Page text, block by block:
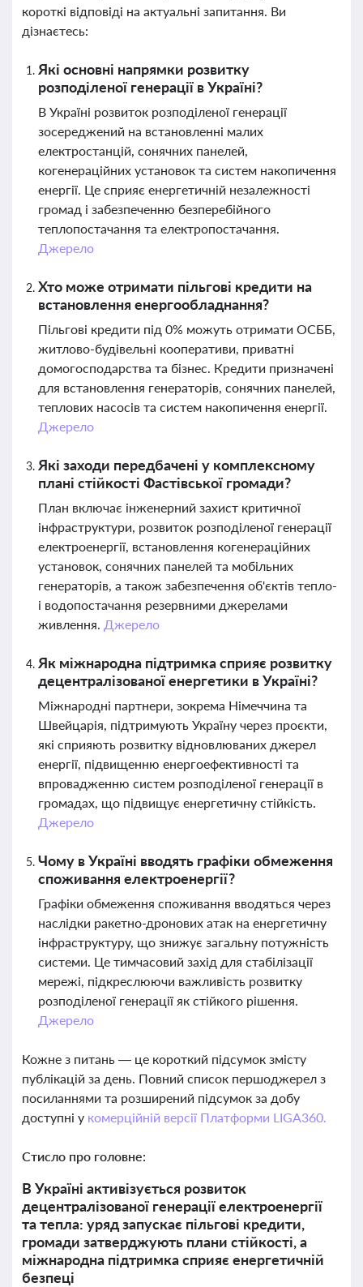
короткі відповіді на актуальні запитання. Ви
дізнаєтесь:
Які основні напрямки розвитку
розподіленої генерації в Україні?
В Україні розвиток розподіленої генерації
зосереджений на встановленні малих
електростанцій, сонячних панелей,
когенераційних установок та систем накопичення
енергії. Це сприяє енергетичній незалежності
громад і забезпеченню безперебійного
теплопостачання та електропостачання.
Джерело
Хто може отримати пільгові кредити на
встановлення енергообладнання?
Пільгові кредити під 0% можуть отримати ОСББ,
житлово-будівельні кооперативи, приватні
домогосподарства та бізнес. Кредити призначені
для встановлення генераторів, сонячних панелей,
теплових насосів та систем накопичення енергії.
Джерело
Які заходи передбачені у комплексному
плані стійкості Фастівської громади?
План включає інженерний захист критичної
інфраструктури, розвиток розподіленої генерації
електроенергії, встановлення когенераційних
установок, сонячних панелей та мобільних
генераторів, а також забезпечення об'єктів тепло-
і водопостачання резервними джерелами
живлення. Джерело
Як міжнародна підтримка сприяє розвитку
децентралізованої енергетики в Україні?
Міжнародні партнери, зокрема Німеччина та
Швейцарія, підтримують Україну через проєкти,
які сприяють розвитку відновлюваних джерел
енергії, підвищенню енергоефективності та
впровадженню систем розподіленої генерації в
громадах, що підвищує енергетичну стійкість.
Джерело
Чому в Україні вводять графіки обмеження
споживання електроенергії?
Графіки обмеження споживання вводяться через
наслідки ракетно-дронових атак на енергетичну
інфраструктуру, що знижує загальну потужність
системи. Це тимчасовий захід для стабілізації
мережі, підкреслюючи важливість розвитку
розподіленої генерації як стійкого рішення.
Джерело
Кожне з питань — це короткий підсумок змісту
публікацій за день. Повний список першоджерел з
посиланнями та розширений підсумок за добу
доступні у комерційній версії Платформи LIGA360.
Стисло про головне:
В Україні активізується розвиток
децентралізованої генерації електроенергії
та тепла: уряд запускає пільгові кредити,
громади затверджують плани стійкості, а
міжнародна підтримка сприяє енергетичній
безпеці